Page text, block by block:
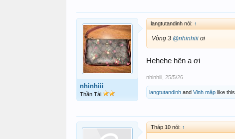
nhinhiii
Thần Tài
langtutandinh nói: ↑
Vòng 3 @nhinhiii ơi
Hehehe hên a ơi
nhinhiii 25/5/26
langtutandinh and Vinh mập like this.
Tháp 10 nói: ↑